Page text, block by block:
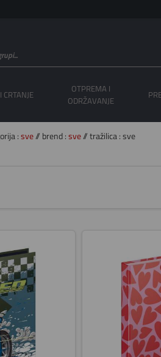
CRTANJE
OTPREMA I
ODRŽAVANJE
: sve// brend : sve// tražilica : sve